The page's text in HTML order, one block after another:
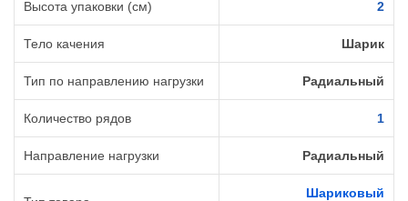
Высота упаковки (см) 2
Тело качения Шарик
Тип по направлению нагрузки Радиальный
Количество рядов 1
Направление нагрузки Радиальный
Шариковый